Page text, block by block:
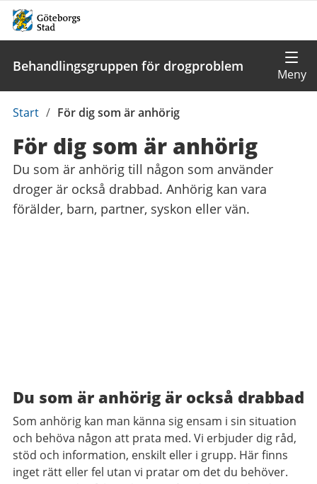
Behandlingsgruppen för drogproblem
Du
här:
Start / För dig som är anhörig
För dig som är anhörig
Du som är anhörig till någon som använder
droger är också drabbad. Anhörig kan vara
förälder, barn, partner, syskon eller vän.
Du som är anhörig är också drabbad
Som anhörig kan man känna sig ensam i sin situation
och behöva någon att prata med. Vi erbjuder dig råd,
stöd och information, enskilt eller i grupp. Här finns
inget rätt eller fel utan vi pratar om det du behöver.